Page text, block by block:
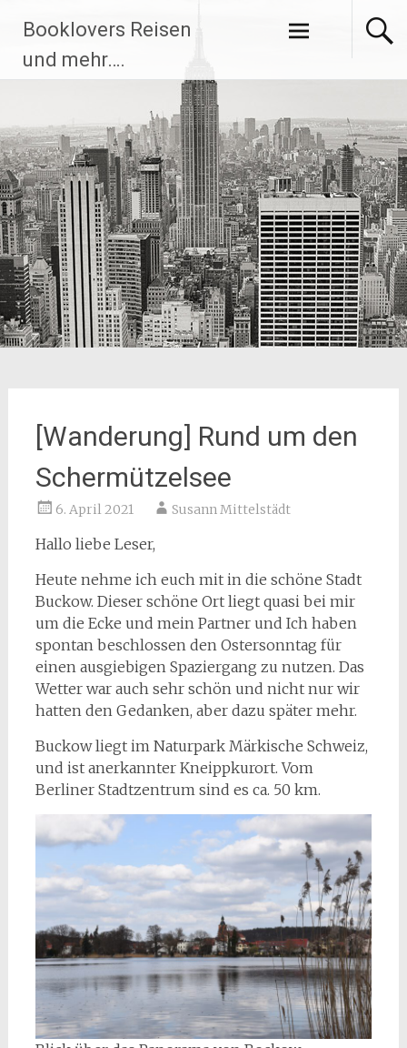
Inhalt
springen
Booklovers Reisen
und mehr….
[Wanderung] Rund um den
Schermützelsee
6. April 2021 Susann Mittelstädt
Hallo liebe Leser,
Heute nehme ich euch mit in die schöne Stadt
Buckow. Dieser schöne Ort liegt quasi bei mir
um die Ecke und mein Partner und Ich haben
spontan beschlossen den Ostersonntag für
einen ausgiebigen Spaziergang zu nutzen. Das
Wetter war auch sehr schön und nicht nur wir
hatten den Gedanken, aber dazu später mehr.
Buckow liegt im Naturpark Märkische Schweiz,
und ist anerkannter Kneippkurort. Vom
Berliner Stadtzentrum sind es ca. 50 km.